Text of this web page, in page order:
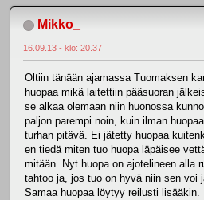
Mikko_
16.09.13 - klo: 20.37
Oltiin tänään ajamassa Tuomaksen
huopaa mikä laitettiin pääsuoran
se alkaa olemaan niin huonossa
paljon parempi noin, kuin ilman
turhan pitävä. Ei jätetty huopaa
en tiedä miten tuo huopa läpäisee
mitään. Nyt huopa on ajotelineen alla
tahtoo ja, jos tuo on hyvä niin sen voi
Samaa huopaa löytyy reilusti